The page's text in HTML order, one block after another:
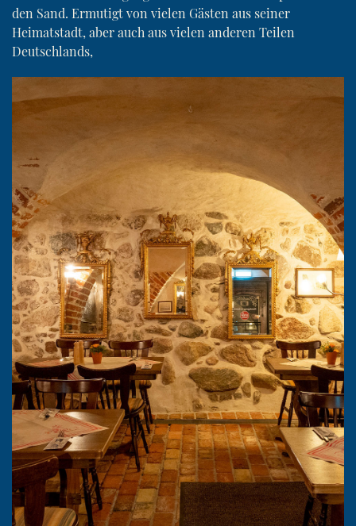
den Sand. Ermutigt von vielen Gästen aus seiner
Heimatstadt, aber auch aus vielen anderen Teilen
Deutschlands,